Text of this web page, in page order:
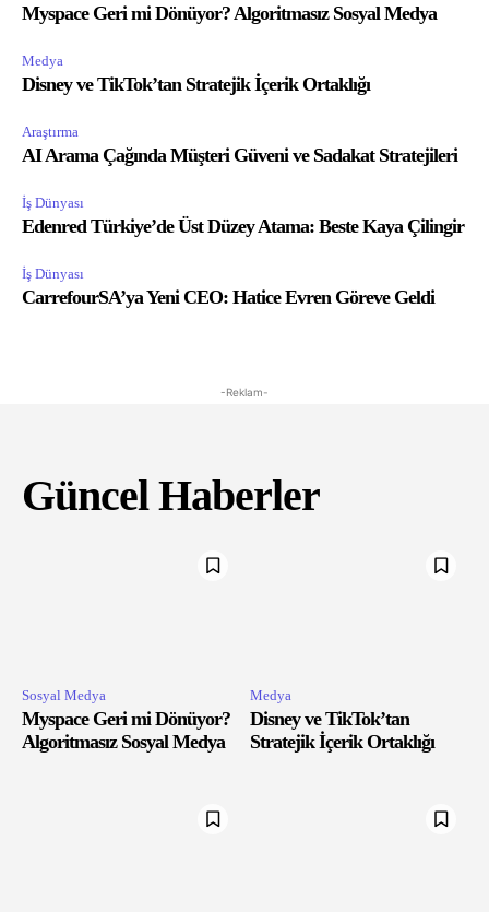
Myspace Geri mi Dönüyor? Algoritmasız Sosyal Medya
Medya
Disney ve TikTok’tan Stratejik İçerik Ortaklığı
Araştırma
AI Arama Çağında Müşteri Güveni ve Sadakat Stratejileri
İş Dünyası
Edenred Türkiye’de Üst Düzey Atama: Beste Kaya Çilingir
İş Dünyası
CarrefourSA’ya Yeni CEO: Hatice Evren Göreve Geldi
-Reklam-
Güncel Haberler
Sosyal Medya
Myspace Geri mi Dönüyor?
Algoritmasız Sosyal Medya
Medya
Disney ve TikTok’tan
Stratejik İçerik Ortaklığı